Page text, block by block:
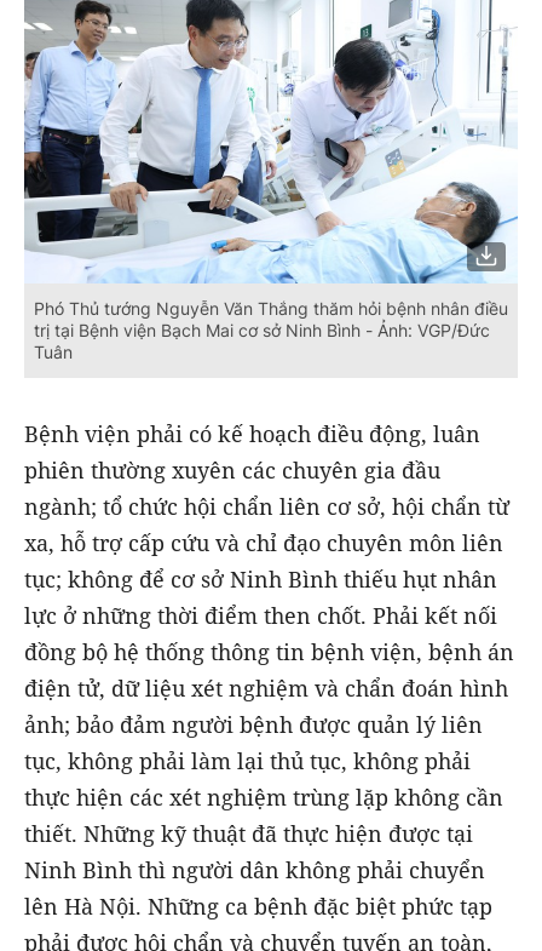
Phó Thủ tướng Nguyễn Văn Thắng thăm hỏi bệnh nhân điều
trị tại Bệnh viện Bạch Mai cơ sở Ninh Bình - Ảnh: VGP/Đức
Tuân
Bệnh viện phải có kế hoạch điều động, luân
phiên thường xuyên các chuyên gia đầu
ngành; tổ chức hội chẩn liên cơ sở, hội chẩn từ
xa, hỗ trợ cấp cứu và chỉ đạo chuyên môn liên
tục; không để cơ sở Ninh Bình thiếu hụt nhân
lực ở những thời điểm then chốt. Phải kết nối
đồng bộ hệ thống thông tin bệnh viện, bệnh án
điện tử, dữ liệu xét nghiệm và chẩn đoán hình
ảnh; bảo đảm người bệnh được quản lý liên
tục, không phải làm lại thủ tục, không phải
thực hiện các xét nghiệm trùng lặp không cần
thiết. Những kỹ thuật đã thực hiện được tại
Ninh Bình thì người dân không phải chuyển
lên Hà Nội. Những ca bệnh đặc biệt phức tạp
phải được hội chẩn và chuyển tuyến an toàn,